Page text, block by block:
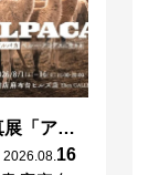
松井章写真展「アルパカ ～ペルー・アンデスに生きる～」
2026.08.16